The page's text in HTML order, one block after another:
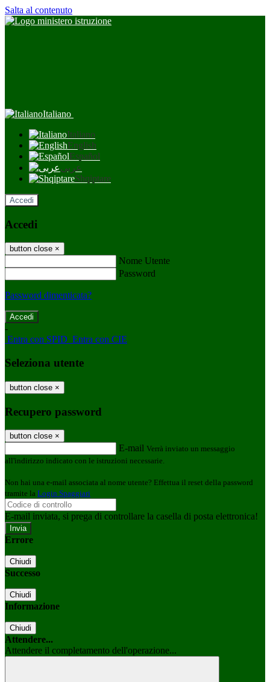
Salta al contenuto
Italiano
Italiano
English
Español
عربى
Shqiptare
Accedi
Accedi
button close ×
Nome Utente
Password
Password dimenticata?
-
Entra con SPID Entra con CIE
Seleziona utente
button close ×
Recupero password
button close ×
E-mail Verrà inviato un messaggio
all'indirizzo indicato con le istruzioni necessarie.
Non hai una e-mail associata al nome utente? Effettua il reset della password
tramite la Login Spaggiari
E-mail inviata, si prega di controllare la casella di posta elettronica!
Errore
Chiudi
Successo
Chiudi
Informazione
Chiudi
Attendere...
Attendere il completamento dell'operazione...